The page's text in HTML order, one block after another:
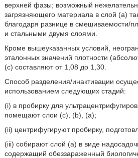
верхней фазы; возможный
загрязняющего материала в слой (а)
благодаря разнице в смешиваемости/
и стальными двумя слоями.
Кроме вышеуказанных условий,
эталонных значений плотности
(с) составляют от 1,08 до 1,30.
Способ разделения/инактивации
использованием следующих стадий:
(i) в пробирку для
помещают слои (с), (b), (а);
(ii) центрифугируют пробирку,
(iii) собирают слой (а) в виде
содержащий обеззараженный